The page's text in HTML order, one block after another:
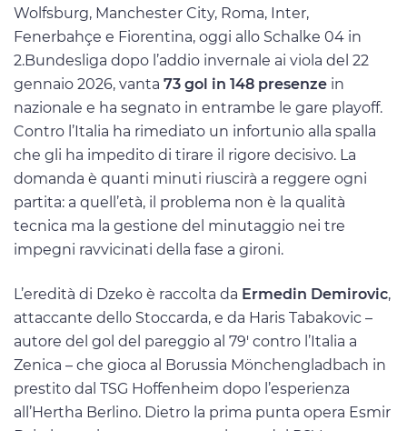
Wolfsburg, Manchester City, Roma, Inter,
Fenerbahçe e Fiorentina, oggi allo Schalke 04 in
2.Bundesliga dopo l’addio invernale ai viola del 22
gennaio 2026, vanta 73 gol in 148 presenze in
nazionale e ha segnato in entrambe le gare playoff.
Contro l’Italia ha rimediato un infortunio alla spalla
che gli ha impedito di tirare il rigore decisivo. La
domanda è quanti minuti riuscirà a reggere ogni
partita: a quell’età, il problema non è la qualità
tecnica ma la gestione del minutaggio nei tre
impegni ravvicinati della fase a gironi.
L’eredità di Dzeko è raccolta da Ermedin Demirovic,
attaccante dello Stoccarda, e da Haris Tabakovic –
autore del gol del pareggio al 79′ contro l’Italia a
Zenica – che gioca al Borussia Mönchengladbach in
prestito dal TSG Hoffenheim dopo l’esperienza
all’Hertha Berlino. Dietro la prima punta opera Esmir